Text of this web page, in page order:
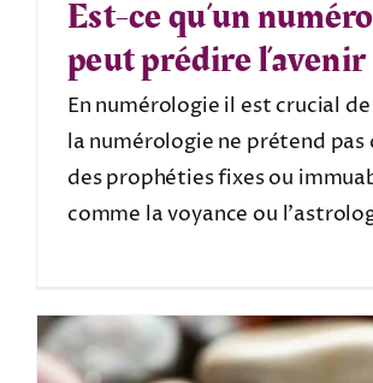
Est-ce qu’un
peut prédire l’avenir
En numérologie il est crucial
la numérologie ne prétend pas
des prophéties fixes ou
comme la voyance ou